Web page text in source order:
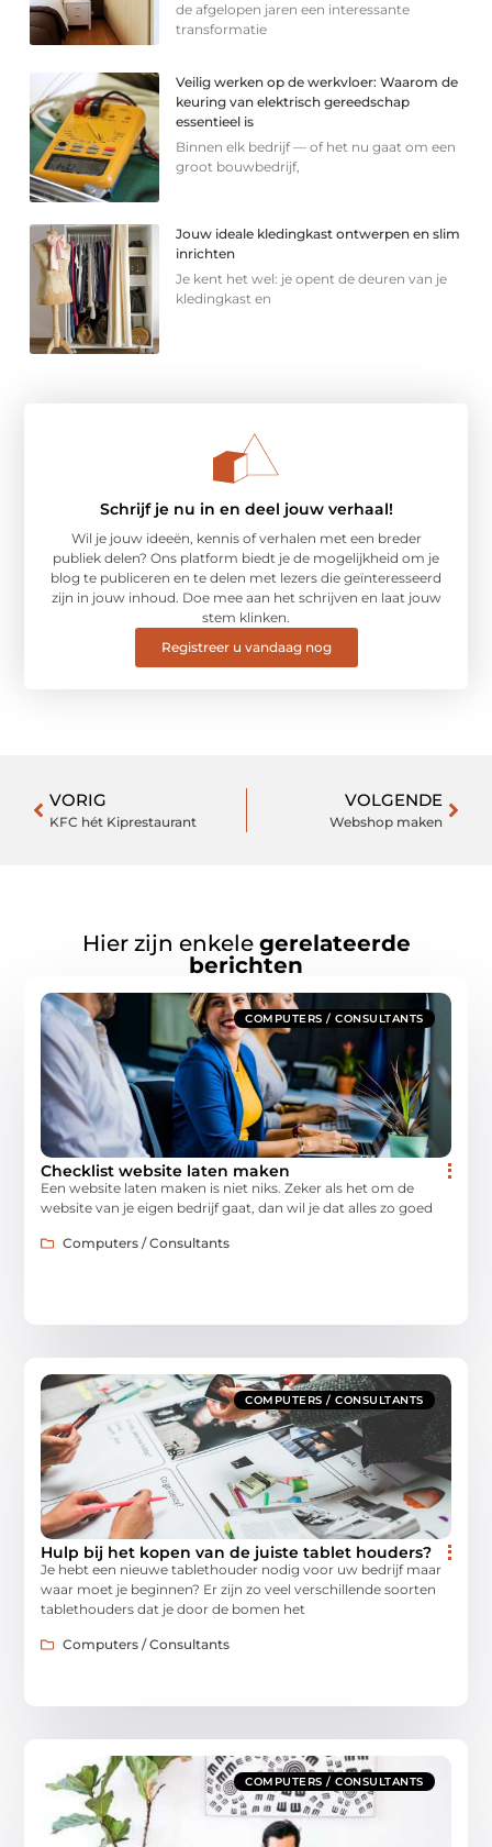
de afgelopen jaren een interessante
transformatie
Veilig werken op de werkvloer: Waarom de
keuring van elektrisch gereedschap
essentieel is
Binnen elk bedrijf — of het nu gaat om een
groot bouwbedrijf,
Jouw ideale kledingkast ontwerpen en slim
inrichten
Je kent het wel: je opent de deuren van je
kledingkast en
Schrijf je nu in en deel jouw verhaal!
Wil je jouw ideeën, kennis of verhalen met een breder
publiek delen? Ons platform biedt je de mogelijkheid om je
blog te publiceren en te delen met lezers die geïnteresseerd
zijn in jouw inhoud. Doe mee aan het schrijven en laat jouw
stem klinken.
Registreer u vandaag nog
VORIG
KFC hét Kiprestaurant
VOLGENDE
Webshop maken
Hier zijn enkele gerelateerde
berichten
COMPUTERS / CONSULTANTS
Checklist website laten maken
Een website laten maken is niet niks. Zeker als het om de
website van je eigen bedrijf gaat, dan wil je dat alles zo goed
Computers / Consultants
COMPUTERS / CONSULTANTS
Hulp bij het kopen van de juiste tablet houders?
Je hebt een nieuwe tablethouder nodig voor uw bedrijf maar
waar moet je beginnen? Er zijn zo veel verschillende soorten
tablethouders dat je door de bomen het
Computers / Consultants
COMPUTERS / CONSULTANTS